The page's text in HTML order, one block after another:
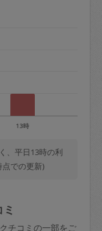
13時
、平日13時の利
での更新)
チコミの一部をご